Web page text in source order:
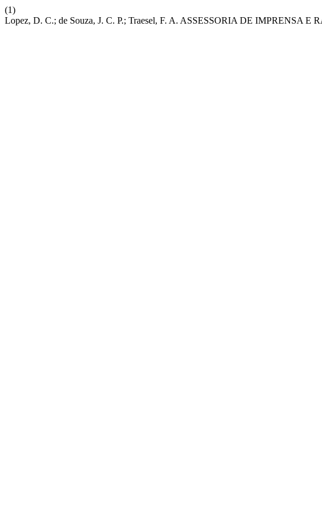
(1)
Lopez, D. C.; de Souza, J. C. P.; Traesel, F. A. ASSESSORIA DE IMPRENSA